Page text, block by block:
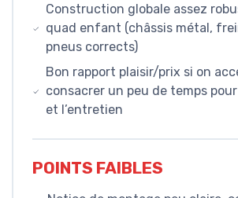
Construction globale assez
quad enfant (châssis métal,
pneus corrects)
Bon rapport plaisir/prix si on
consacrer un peu de temps
et l’entretien
POINTS FAIBLES